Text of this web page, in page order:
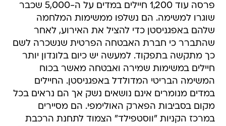
פרסה עוד 1,200 חיילים במדים על ה-5,000 שכבר
שוגרו למשימה. הם נשלפו ממשימות המלחמה
שלהם באפגניסטן כדי להציל את האירוע, לאחר
שהתברר כי חברת האבטחה הפרטית שנשכרה לשם
כך מתקשה בתפקוד. למעשה יש כיום בלונדון יותר
חיילים במשימות שמירה ואבטחה מאשר בכוח
המשימה הבריטי המדולדל באפגניסטן. החיילים
במדים מנומרים אינם נושאים נשק אך הם נראים בכל
מקום בסביבות הפארק האולימפי. הם מסיירים
במרכז הקניות "ווסטפילד" הצמוד לתחנת הרכבת